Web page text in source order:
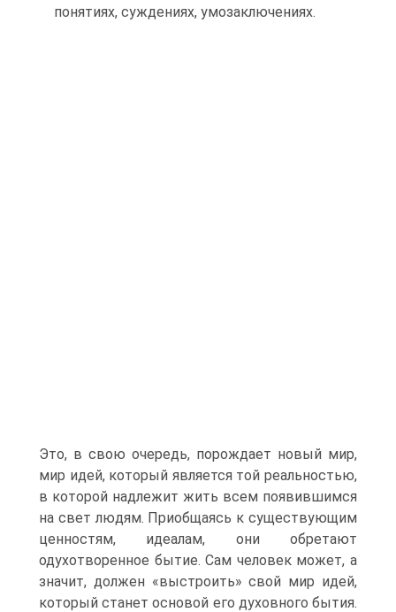
поня­тиях, суждениях, умозаключениях.
Это, в свою очередь, порождает новый мир,
мир идей, который является той реальностью,
в которой надлежит жить всем появившимся
на свет людям. Приобщаясь к существующим
ценностям, идеалам, они обретают
одухотворенное бытие. Сам человек может, а
значит, должен «выстроить» свой мир идей,
который станет основой его духовного бытия.